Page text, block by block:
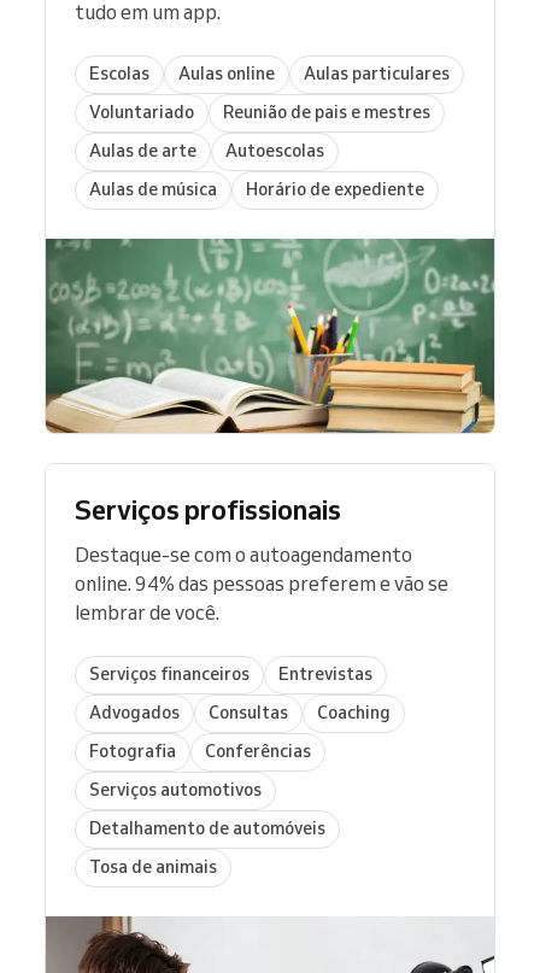
tudo em um app.
Escolas Aulas online
Aulas particulares
Voluntariado
Reunião de pais e mestres
Aulas de arte
Autoescolas
Aulas de música
Horário de expediente
Serviços profissionais
Destaque-se com o autoagendamento
online. 94% das pessoas preferem e vão se
lembrar de você.
Serviços financeiros
Entrevistas
Advogados
Consultas
Coaching
Fotografia
Conferências
Serviços automotivos
Detalhamento de automóveis
Tosa de animais